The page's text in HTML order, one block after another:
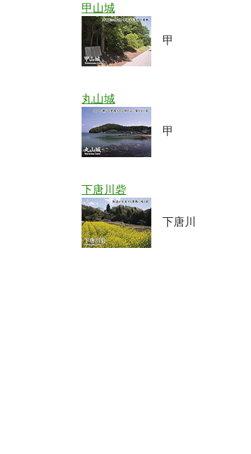
甲山城
甲
丸山城
甲
下唐川砦
下唐川